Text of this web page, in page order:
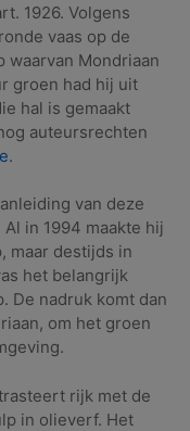
1926. Volgens
vaas op de
waarvan Mondriaan
groen had hij uit
hal is gemaakt
auteursrechten
.
van deze
in 1994 maakte hij
maar destijds in
het belangrijk
De nadruk komt dan
om het groen
rijk met de
in olieverf. Het